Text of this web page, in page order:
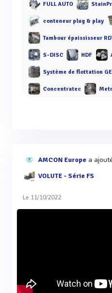
FULL AUTO
conteneur plug & play
Tambour épaississeur
S-DISC HDF
Système de flottation
Concentratec
AMCON Europe a
VOLUTE - Série FS
Le 11/10/2022